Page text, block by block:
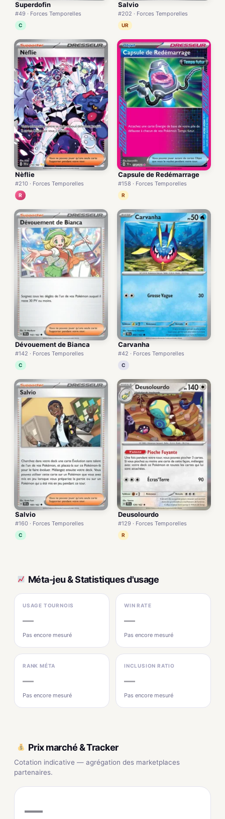
Superdofin
#49 · Forces Temporelles
C
Salvio
#202 · Forces Temporelles
UR
Nèflie
#210 · Forces Temporelles
R
Capsule de Redémarrage
#158 · Forces Temporelles
R
Dévouement de Bianca
#142 · Forces Temporelles
C
Carvanha
#42 · Forces Temporelles
C
Salvio
#160 · Forces Temporelles
C
Deusolourdo
#129 · Forces Temporelles
R
Méta-jeu & Statistiques d'usage
USAGE TOURNOIS
—
Pas encore mesuré
WIN RATE
—
Pas encore mesuré
RANK MÉTA
—
Pas encore mesuré
INCLUSION RATIO
—
Pas encore mesuré
Prix marché & Tracker
Cotation indicative — agrégation des marketplaces
partenaires.
—